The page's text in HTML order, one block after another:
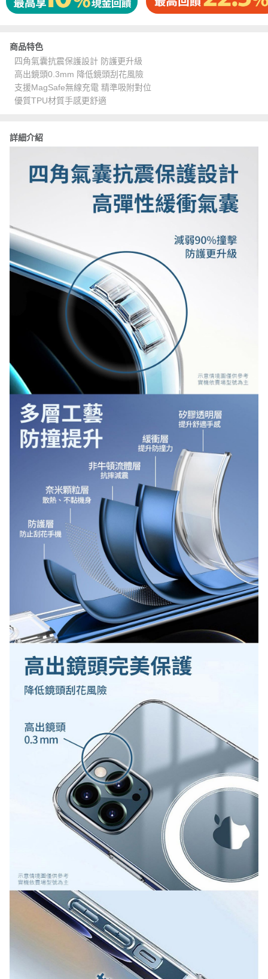
商品特色
四角氣囊抗震保護設計 防護更升級
高出鏡頭0.3mm 降低鏡頭刮花風險
支援MagSafe無線充電 精準吸附對位
優質TPU材質手感更舒適
詳細介紹